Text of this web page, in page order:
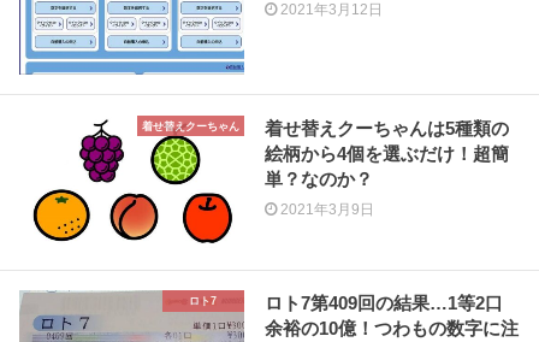
2021年3月12日
着せ替えクーちゃん
着せ替えクーちゃんは5種類の
絵柄から4個を選ぶだけ！超簡
単？なのか？
2021年3月9日
ロト7
ロト7第409回の結果…1等2口
余裕の10億！つわもの数字に注